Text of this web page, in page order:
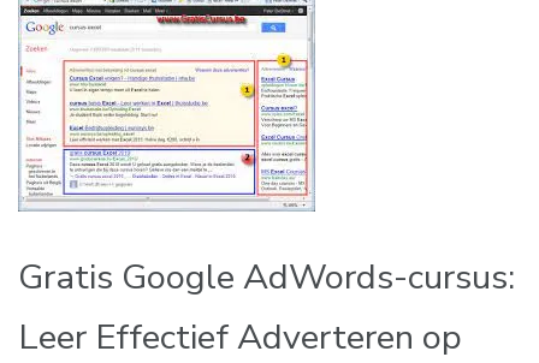
Gratis Google AdWords-cursus:
Leer Effectief Adverteren op